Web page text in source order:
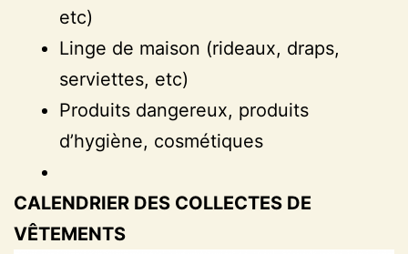
etc)
Linge de maison (rideaux, draps,
serviettes, etc)
Produits dangereux, produits
d’hygiène, cosmétiques
CALENDRIER DES COLLECTES DE
VÊTEMENTS